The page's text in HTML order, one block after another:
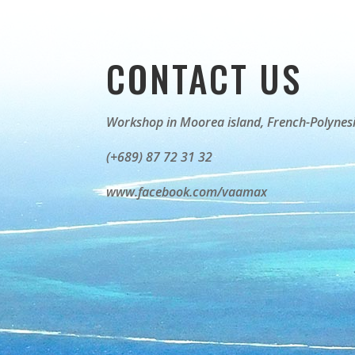
CONTACT US
Workshop in Moorea island,French-
(+689) 87 72 31 32
www.facebook.com/vaamax